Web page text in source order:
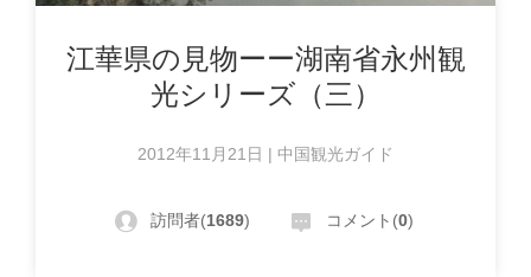
江華県の見物ーー湖南省永州観
光シリーズ（三）
2012年11月21日 | 中国観光ガイド
訪問者(1689) コメント(0)